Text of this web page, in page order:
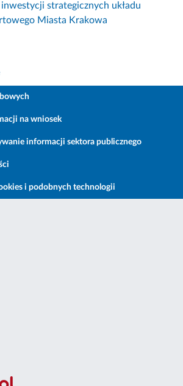
inwestycji strategicznych układu
Miasta Krakowa
na wniosek
informacji sektora publicznego
i podobnych technologii